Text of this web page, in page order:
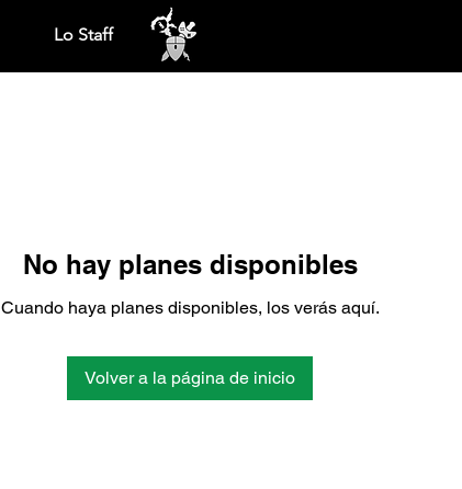
Lo Staff
No hay planes disponibles
Cuando haya planes disponibles, los verás aquí.
Volver a la página de inicio